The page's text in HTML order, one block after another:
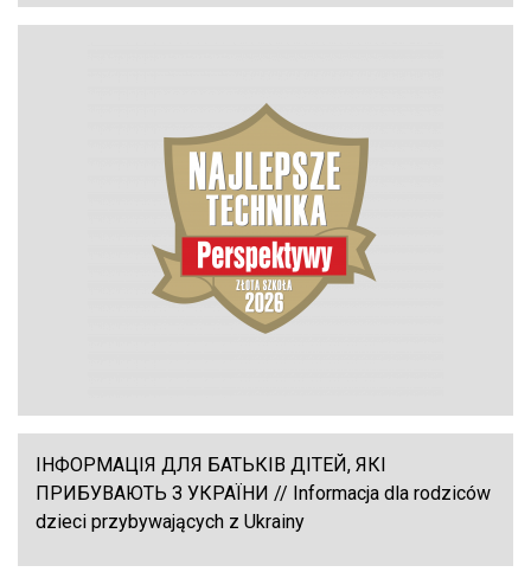
ІНФОРМАЦІЯ ДЛЯ БАТЬКІВ ДІТЕЙ, ЯКІ
ПРИБУВАЮТЬ З УКРАЇНИ // Informacja dla rodziców
dzieci przybywających z Ukrainy